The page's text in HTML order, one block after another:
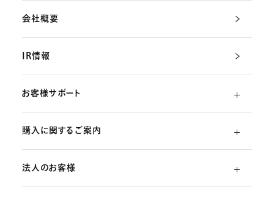
会社概要
IR情報
お客様サポート
よくあるご質問
部品・消耗品のご注文
購入に関するご案内
ご利用ガイド（初めての方）
法人のお客様